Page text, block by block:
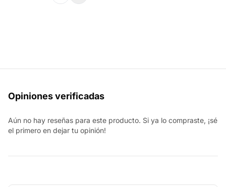
Opiniones verificadas
Aún no hay reseñas para este producto. Si ya lo compraste, ¡sé
el primero en dejar tu opinión!